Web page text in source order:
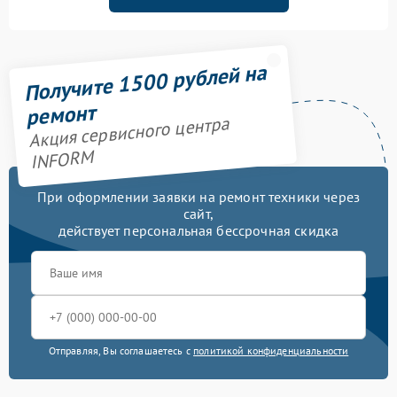
Получите 1500 рублей на
ремонт
Акция сервисного центра
INFORM
При оформлении заявки на ремонт техники через
сайт,
действует персональная бессрочная скидка
Отправляя, Вы соглашаетесь с политикой конфиденциальности